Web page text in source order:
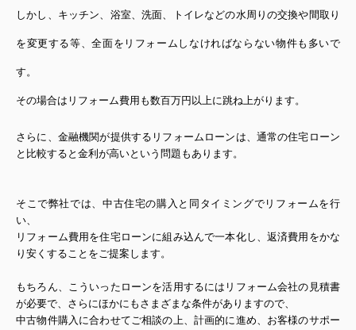
しかし、キッチン、浴室、洗面、トイレなどの水周りの交換や間取り
を変更する等、全面をリフォームしなければならない物件も多いで
す。
その場合はリフォーム費用も数百万円以上に跳ね上がります。
さらに、金融機関が提供するリフォームローンは、通常の住宅ローン
と比較すると金利が高いという問題もあります。
そこで弊社では、中古住宅の購入と同タイミングでリフォームを行
い、
リフォーム費用を住宅ローンに組み込んで一本化し、返済費用をかな
り安くすることをご提案します。
もちろん、こういったローンを活用するにはリフォーム会社の見積書
が必要で、さらにほかにもさまざまな条件がありますので、
中古物件購入に合わせてご相談の上、計画的に進め、お客様のサポー